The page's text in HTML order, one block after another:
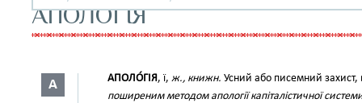
АПОЛОГІЯ
А АПОЛО́ГІЯ, ї, ж., книжн. Усний або писемний
поширеним методом апології капіталістичної